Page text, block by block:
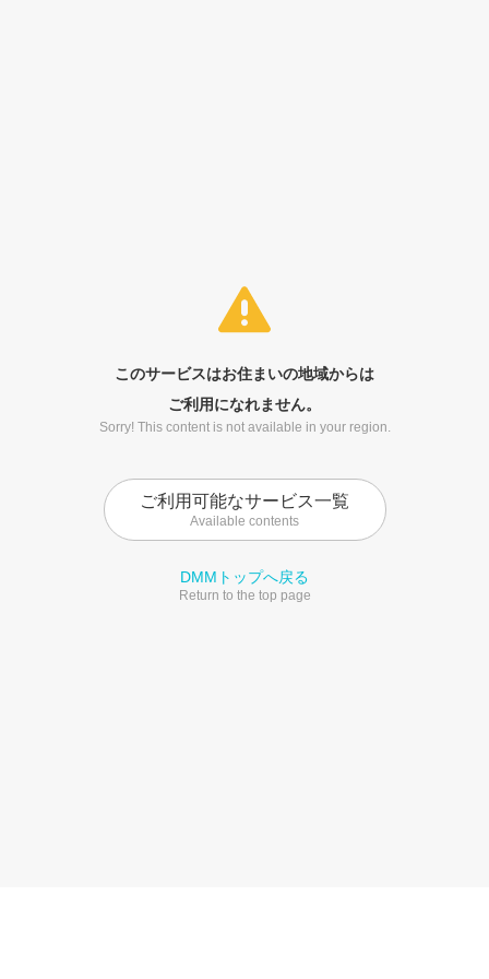
このサービスはお住まいの地域からは
ご利用になれません。
Sorry! This content is not available in your region.
ご利用可能なサービス一覧
Available contents
DMMトップへ戻る
Return to the top page